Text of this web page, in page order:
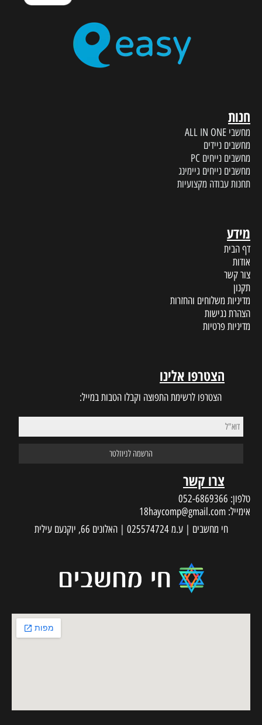
חנות
מחשבי ALL IN ONE
מחשבים ניידים
מחשבים נייחים PC
מחשבים נייחים גיימינג
תחנות עבודה מקצועיות
מידע
דף הבית
אודות
צור קשר
תקנון
מדיניות משלוחים והחזרות
הצהרת נגישות
מדיניות פרטיות
הצטרפו אלינו
הצטרפו לרשימת התפוצה וקבלו הטבות במייל:
צרו קשר
טלפון: 052-6869366
אימייל: 18haycomp@gmail.com
חי מחשבים | ע.מ 025574724 | האלונים 66, יוקנעם עילית